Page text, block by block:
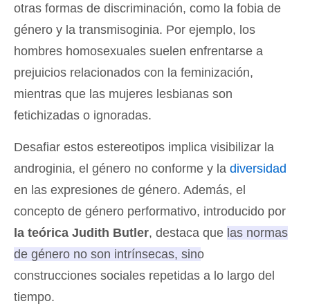
otras formas de discriminación, como la fobia de
género y la transmisoginia. Por ejemplo, los
hombres homosexuales suelen enfrentarse a
prejuicios relacionados con la feminización,
mientras que las mujeres lesbianas son
fetichizadas o ignoradas.
Desafiar estos estereotipos implica visibilizar la
androginia, el género no conforme y la diversidad
en las expresiones de género. Además, el
concepto de género performativo, introducido por
la teórica Judith Butler, destaca que las normas
de género no son intrínsecas, sino
construcciones sociales repetidas a lo largo del
tiempo.